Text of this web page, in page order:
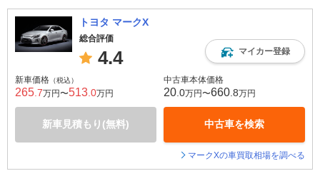
トヨタ マークX
総合評価
4.4 マイカー登録
新車価格 （税込）
265 .7万円〜513 .0万円
新車見積もり(無料)
中古車本体価格
20 .0万円〜660 .8万円
中古車を検索
マークXの車買取相場を調べる